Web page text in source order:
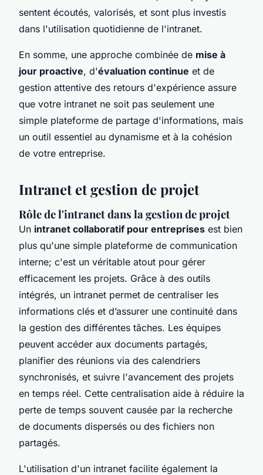
sentent écoutés, valorisés, et sont plus investis
dans l'utilisation quotidienne de l'intranet.
En somme, une approche combinée de mise à
jour proactive, d'évaluation continue et de
gestion attentive des retours d'expérience assure
que votre intranet ne soit pas seulement une
simple plateforme de partage d'informations, mais
un outil essentiel au dynamisme et à la cohésion
de votre entreprise.
Intranet et gestion de projet
Rôle de l'intranet dans la gestion de projet
Un intranet collaboratif pour entreprises est bien
plus qu'une simple plateforme de communication
interne; c'est un véritable atout pour gérer
efficacement les projets. Grâce à des outils
intégrés, un intranet permet de centraliser les
informations clés et d’assurer une continuité dans
la gestion des différentes tâches. Les équipes
peuvent accéder aux documents partagés,
planifier des réunions via des calendriers
synchronisés, et suivre l'avancement des projets
en temps réel. Cette centralisation aide à réduire la
perte de temps souvent causée par la recherche
de documents dispersés ou des fichiers non
partagés.
L'utilisation d'un intranet facilite également la